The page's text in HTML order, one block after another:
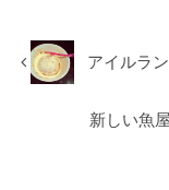
アイルラ
新しい魚